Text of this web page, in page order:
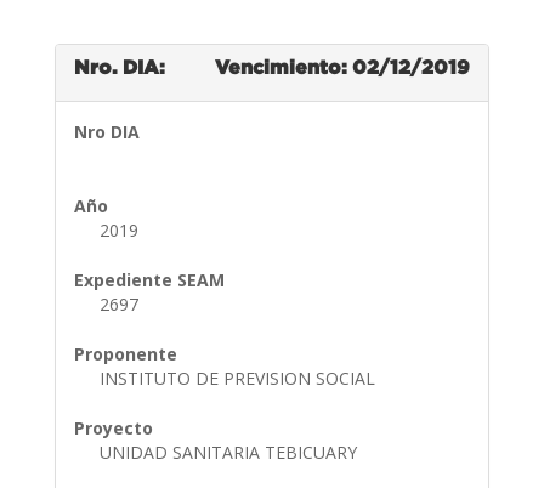
Nro. DIA: Vencimiento: 02/12/2019
Nro DIA
Año
2019
Expediente SEAM
2697
Proponente
INSTITUTO DE PREVISION SOCIAL
Proyecto
UNIDAD SANITARIA TEBICUARY